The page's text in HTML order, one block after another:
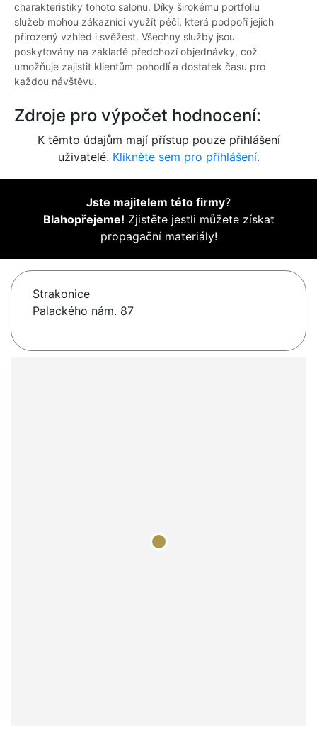
charakteristiky tohoto salonu. Díky širokému portfoliu
služeb mohou zákazníci využít péči, která podpoří jejich
přirozený vzhled i svěžest. Všechny služby jsou
poskytovány na základě předchozí objednávky, což
umožňuje zajistit klientům pohodlí a dostatek času pro
každou návštěvu.
Zdroje pro výpočet hodnocení:
K těmto údajům mají přístup pouze přihlášení
uživatelé. Klikněte sem pro přihlášení.
Jste majitelem této firmy?
Blahopřejeme! Zjistěte jestli můžete získat
propagační materiály!
Strakonice
Palackého nám. 87